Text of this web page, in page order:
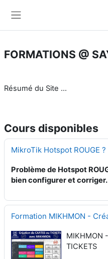
FORMATIONS @
Résumé du Site ...
Cours disponibles
MikroTik Hotspot ROUGE
Problème de Hotspot
bien configurer et corriger.
Formation MIKHMON -
MIKHMON
TICKETS